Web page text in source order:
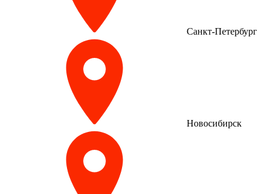
Санкт-Петербург
Новосибирск